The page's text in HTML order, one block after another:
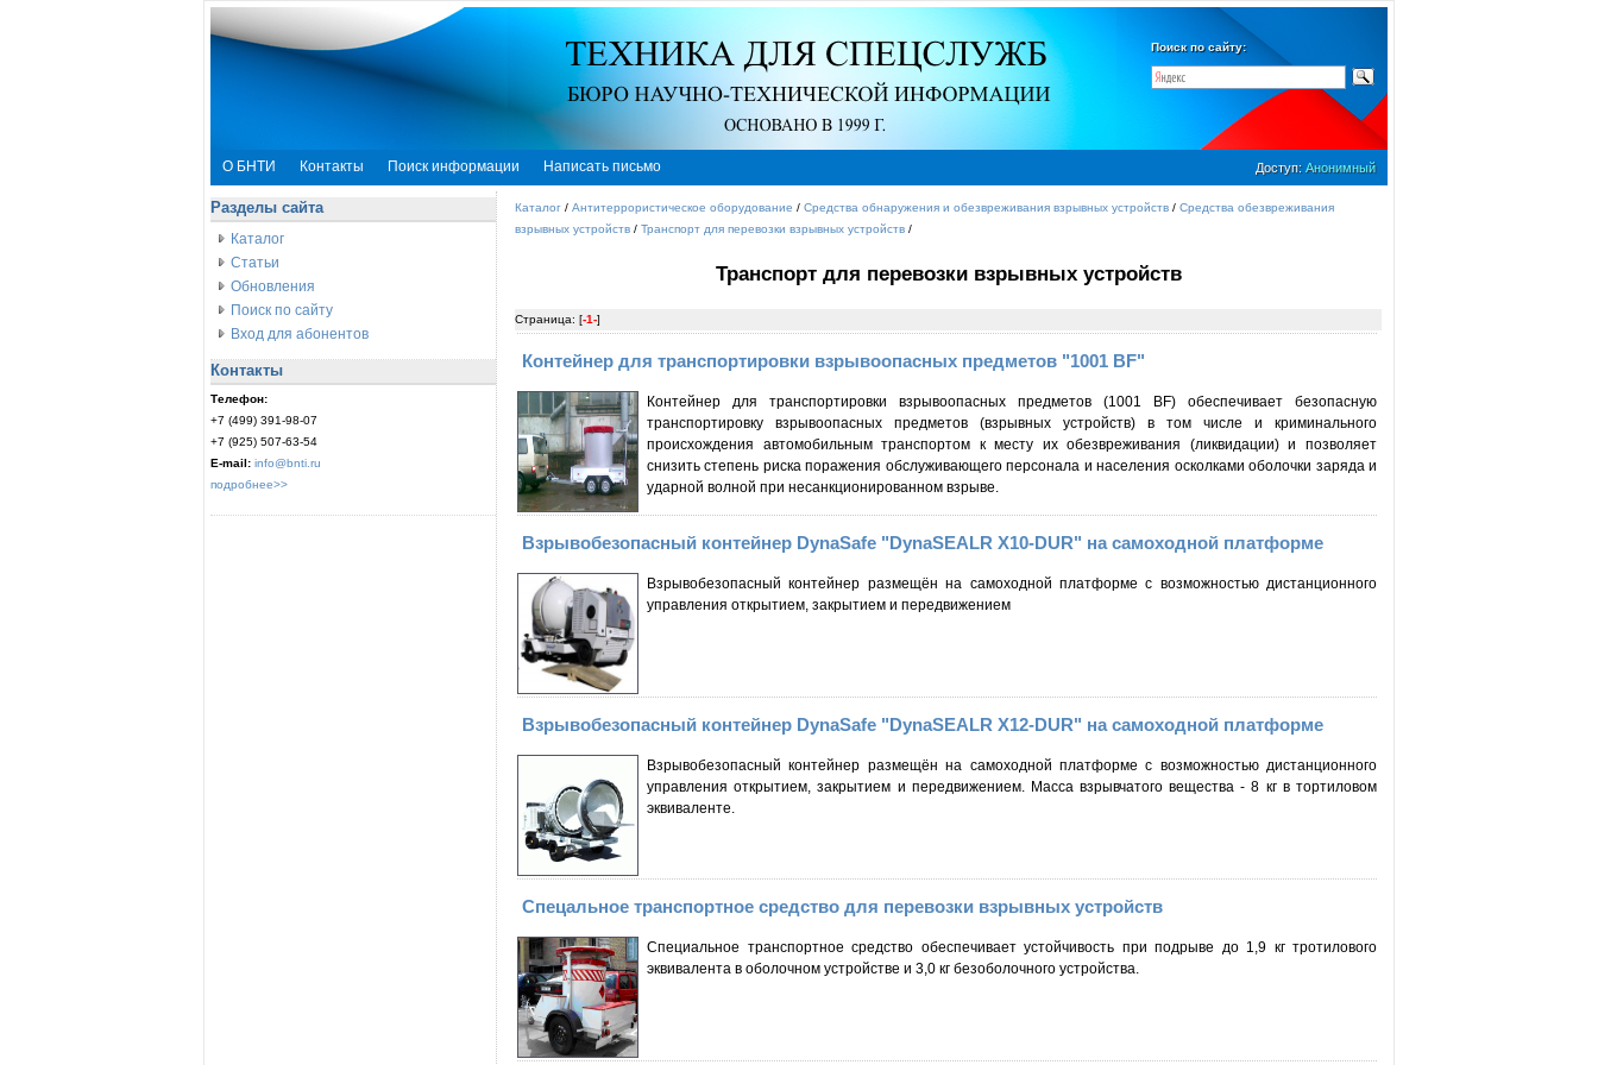
Поиск по сайту:
О БНТИ Контакты Поиск информации Написать письмо Доступ: Анонимный
Разделы сайта
Каталог
Статьи
Обновления
Поиск по сайту
Вход для абонентов
Контакты
Телефон:
+7 (499) 391-98-07
+7 (925) 507-63-54
E-mail: info@bnti.ru
подробнее>>
Каталог / Антитеррористическое оборудование / Средства обнаружения и обезвреживания взрывных устройств / Средства обезвреживания
взрывных устройств / Транспорт для перевозки взрывных устройств /
Транспорт для перевозки взрывных устройств
Страница: [-1-]
Контейнер для транспортировки взрывоопасных предметов "1001 BF"
Контейнер для транспортировки взрывоопасных предметов (1001 BF) обеспечивает безопасную
транспортировку взрывоопасных предметов (взрывных устройств) в том числе и криминального
происхождения автомобильным транспортом к месту их обезвреживания (ликвидации) и позволяет
снизить степень риска поражения обслуживающего персонала и населения осколками оболочки заряда и
ударной волной при несанкционированном взрыве.
Взрывобезопасный контейнер DynaSafe "DynaSEALR X10-DUR" на самоходной платформе
Взрывобезопасный контейнер размещён на самоходной платформе с возможностью дистанционного
управления открытием, закрытием и передвижением
Взрывобезопасный контейнер DynaSafe "DynaSEALR X12-DUR" на самоходной платформе
Взрывобезопасный контейнер размещён на самоходной платформе с возможностью дистанционного
управления открытием, закрытием и передвижением. Масса взрывчатого вещества - 8 кг в тортиловом
эквиваленте.
Спецальное транспортное средство для перевозки взрывных устройств
Специальное транспортное средство обеспечивает устойчивость при подрыве до 1,9 кг тротилового
эквивалента в оболочном устройстве и 3,0 кг безоболочного устройства.